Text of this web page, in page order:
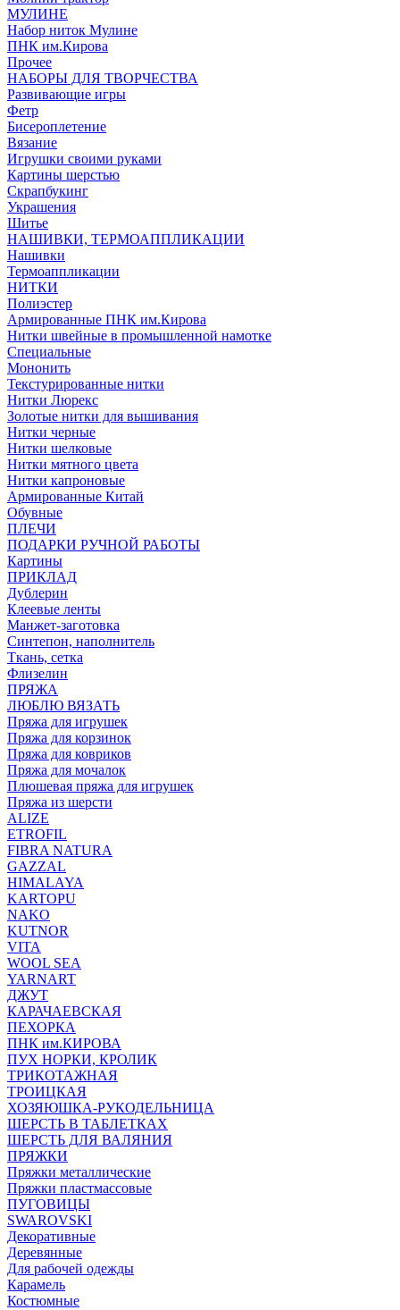
МУЛИНЕ
Набор ниток Мулине
ПНК им.Кирова
Прочее
НАБОРЫ ДЛЯ ТВОРЧЕСТВА
Развивающие игры
Фетр
Бисероплетение
Вязание
Игрушки своими руками
Картины шерстью
Скрапбукинг
Украшения
Шитье
НАШИВКИ, ТЕРМОАППЛИКАЦИИ
Нашивки
Термоаппликации
НИТКИ
Полиэстер
Армированные ПНК им.Кирова
Нитки швейные в промышленной намотке
Специальные
Мононить
Текстурированные нитки
Нитки Люрекс
Золотые нитки для вышивания
Нитки черные
Нитки шелковые
Нитки мятного цвета
Нитки капроновые
Армированные Китай
Обувные
ПЛЕЧИ
ПОДАРКИ РУЧНОЙ РАБОТЫ
Картины
ПРИКЛАД
Дублерин
Клеевые ленты
Манжет-заготовка
Синтепон, наполнитель
Ткань, сетка
Флизелин
ПРЯЖА
ЛЮБЛЮ ВЯЗАТЬ
Пряжа для игрушек
Пряжа для корзинок
Пряжа для ковриков
Пряжа для мочалок
Плюшевая пряжа для игрушек
Пряжа из шерсти
ALIZE
ETROFIL
FIBRA NATURA
GAZZAL
HIMALAYA
KARTOPU
NAKO
KUTNOR
VITA
WOOL SEA
YARNART
ДЖУТ
КАРАЧАЕВСКАЯ
ПЕХОРКА
ПНК им.КИРОВА
ПУХ НОРКИ, КРОЛИК
ТРИКОТАЖНАЯ
ТРОИЦКАЯ
ХОЗЯЮШКА-РУКОДЕЛЬНИЦА
ШЕРСТЬ В ТАБЛЕТКАХ
ШЕРСТЬ ДЛЯ ВАЛЯНИЯ
ПРЯЖКИ
Пряжки металлические
Пряжки пластмассовые
ПУГОВИЦЫ
SWAROVSKI
Декоративные
Деревянные
Для рабочей одежды
Карамель
Костюмные